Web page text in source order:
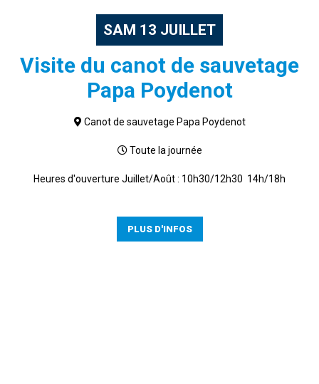
SAM 13 JUILLET
Visite du canot de sauvetage
Papa Poydenot
Canot de sauvetage Papa Poydenot
Toute la journée
Heures d'ouverture Juillet/Août : 10h30/12h30 14h/18h
PLUS D'INFOS